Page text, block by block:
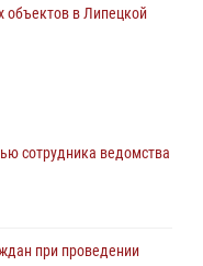
объектов в Липецкой
для сотрудников
состоялся вечер
сотрудника ведомства
при проведении